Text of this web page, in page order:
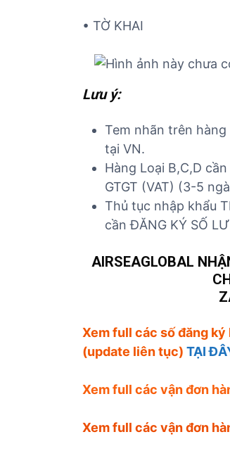
• TỜ KHAI
Lưu ý:
Tem nhãn trên
tại VN.
Hàng Loại B,C,D
GTGT (VAT) (3-5
Thủ tục nhập khẩu
cần ĐĂNG KÝ SỐ
AIRSEAGLOBAL
Xem full các số đăng
(update liên tục) TẠI
Xem full các vận đơn
Xem full các vận đơn